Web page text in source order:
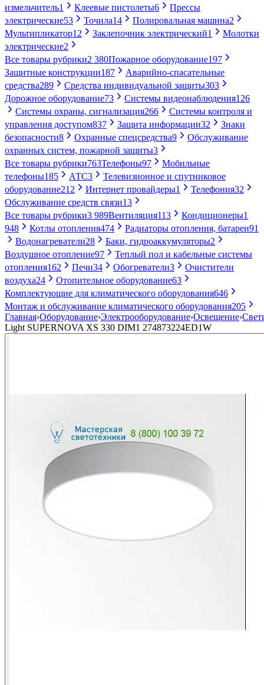
измельчитель1 Клеевые пистолеты6
Прессы
электрические53 Точила14 Полировальная машина2
Мультипликатор12 Заклепочник электрический1
Молотки
электрические2
Все товары рубрики2 380Пожарное оборудование197
Защитные конструкции187
Аварийно-спасательные
средства289 Средства индивидуальной защиты303
Дорожное оборудование73 Системы видеонаблюдения126
Системы охраны, сигнализация266
Системы контроля и
управления доступом837 Защита информации32
Знаки
безопасности8 Охранные спецсредства9
Обслуживание
охранных систем, пожарной защиты3
Все товары рубрики763Телефоны97
Мобильные
телефоны185 АТС3
Телевизионное и спутниковое
оборудование212 Интернет провайдеры1 Телефония32
Обслуживание средств связи13
Все товары рубрики3 989Вентиляция113 Кондиционеры1
948
Котлы отопления474 Радиаторы отопления, батареи91
Водонагреватели28 Баки, гидроаккумуляторы2
Воздушное отопление97
Теплый пол и кабельные системы
отопления162 Печи34 Обогреватели3
Очистители
воздуха24 Отопительное оборудование63
Комплектующие для климатического оборудования646
Монтаж и обслуживание климатического оборудования205
Главная›Оборудование›Электрооборудование›Освещение›
Light SUPERNOVA XS 330 DIM1 274873224ED1W